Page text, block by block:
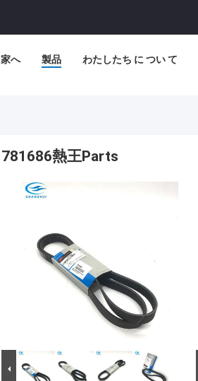
家へ 製品 わたしたち に つい て
781686熱王Parts